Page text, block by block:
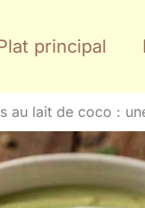
principal
au lait de coco :